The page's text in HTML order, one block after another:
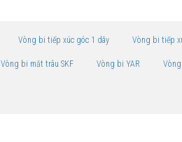
Vòng bi tiếp xúc góc 1 dãy Vòng bi tiếp
Vòng bi mắt trâu SKF Vòng bi YAR